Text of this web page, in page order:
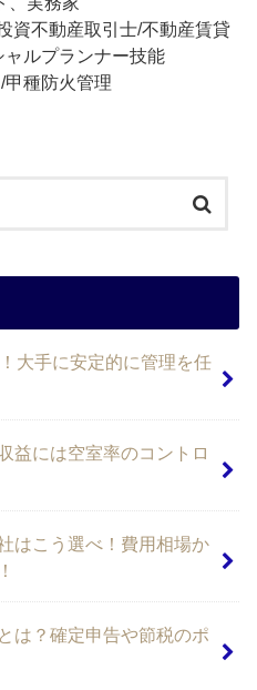
資不動産取引士/不動産賃貸
ルプランナー技能
種防火管理
大手に安定的に管理を任
益には空室率のコントロ
はこう選べ！費用相場か
は？確定申告や節税のポ